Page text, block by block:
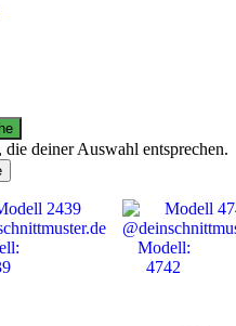
deiner Auswahl entsprechen.
Modell:
4742